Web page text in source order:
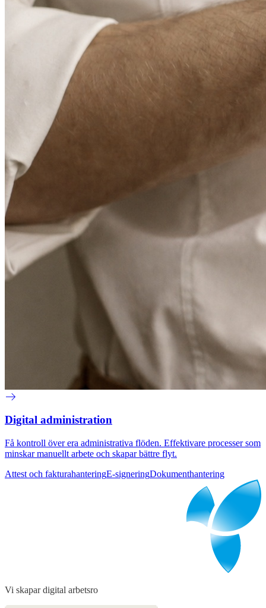
Digital administration
Få kontroll över era administrativa flöden. Effektivare processer som
minskar manuellt arbete och skapar bättre flyt.
Attest och fakturahanteringE-signeringDokumenthantering
Vi skapar digital arbetsro